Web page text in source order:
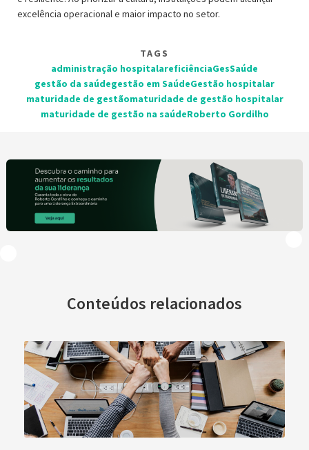
excelência operacional e maior impacto no setor.
TAGS
administração hospitalareficiênciaGesSaúde
gestão da saúdegestão em SaúdeGestão hospitalar
maturidade de gestãomaturidade de gestão hospitalar
maturidade de gestão na saúdeRoberto Gordilho
Conteúdos relacionados